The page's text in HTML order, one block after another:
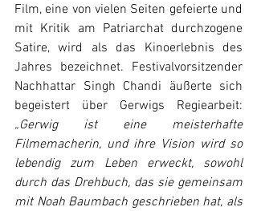
Film, eine von vielen Seiten gefeierte und
mit Kritik am Patriarchat durchzogene
Satire, wird als das Kinoerlebnis des
Jahres bezeichnet. Festivalvorsitzender
Nachhattar Singh Chandi äußerte sich
„Gerwig ist eine meisterhafte
Filmemacherin, und ihre Vision wird so
lebendig zum Leben erweckt, sowohl
durch das Drehbuch, das sie gemeinsam
mit Noah Baumbach geschrieben hat, als